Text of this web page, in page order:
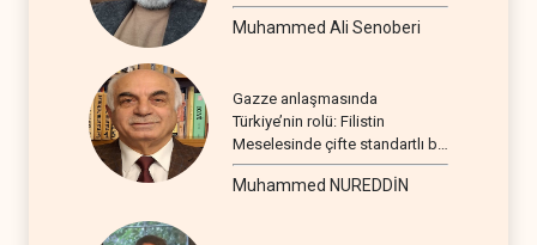
Muhammed Ali Senoberi
Gazze anlaşmasında
Türkiye’nin rolü: Filistin
Meselesinde çifte standartlı bir
seyir
Muhammed NUREDDİN